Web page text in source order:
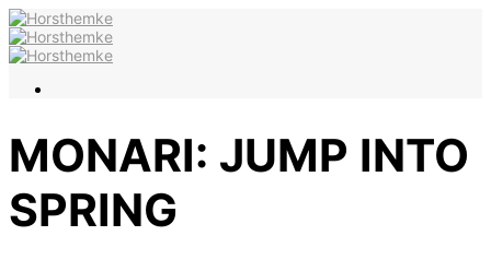
MONARI: JUMP INTO
SPRING